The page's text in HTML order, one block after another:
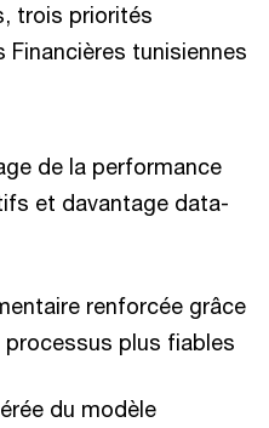
trois priorités
Financières tunisiennes
de la performance
et davantage data-
renforcée grâce
plus fiables
du modèle